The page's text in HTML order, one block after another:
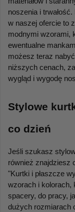
noszenia i
w naszej ofercie to
modnymi wzorami,
ewentualne
możesz teraz
niższych cenach,
wygląd i wygodę
Stylowe
co dzień
Jeśli szukasz
również znajdziesz
"Kurtki i płaszcze
wzorach i kolorach,
spacery, do pracy,
dużych rozmiarach